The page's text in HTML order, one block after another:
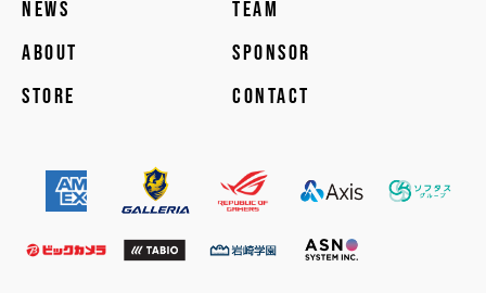
NEWS
TEAM
ABOUT
SPONSOR
STORE
CONTACT